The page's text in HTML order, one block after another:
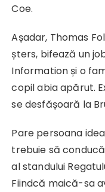
Coe.
Așadar, Thomas
șters, bifează un
Information și o
copil abia apărut.
se desfășoară la
Pare persoana
trebuie să
al standului
Fiindcă maică-sa